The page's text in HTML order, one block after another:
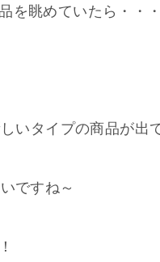
を眺めていたら・・・
いタイプの商品が出
ですね～